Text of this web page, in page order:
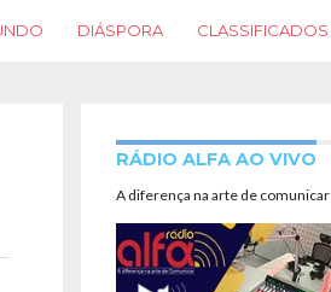
DIÁSPORA CLASSIFICADOS
RÁDIO ALFA AO VIVO
A diferença na arte de comunicar